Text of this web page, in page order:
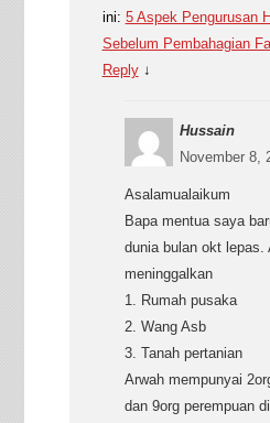
ini: 5 Aspek Pengurusan
Sebelum Pembahagian
Reply ↓
Hussain
November 8,
Asalamualaikum
Bapa mentua saya
dunia bulan okt lepas.
meninggalkan
1. Rumah pusaka
2. Wang Asb
3. Tanah pertanian
Arwah mempunyai
dan 9org perempuan